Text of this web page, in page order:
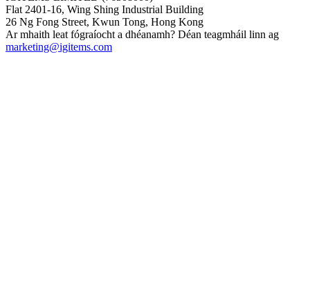
Flat 2401-16, Wing Shing Industrial Building
26 Ng Fong Street, Kwun Tong, Hong Kong
Ar mhaith leat fógraíocht a dhéanamh? Déan teagmháil linn ag
marketing@igitems.com